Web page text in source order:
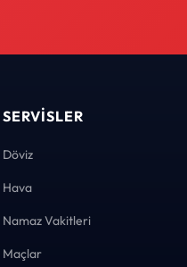
SERVISLER
Döviz
Hava
Namaz Vakitleri
Maçlar